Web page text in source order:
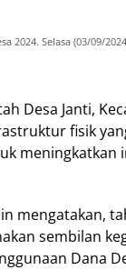
2024. Selasa (03/09/
Desa Janti,
fisik
mengatakan,
sembilan
Dana